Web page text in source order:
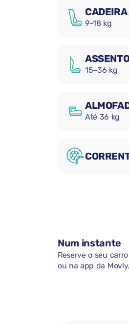
9–18 kg
15–36 kg
Até 36 kg
Num instante
Reserve o seu
ou na app da Movly.